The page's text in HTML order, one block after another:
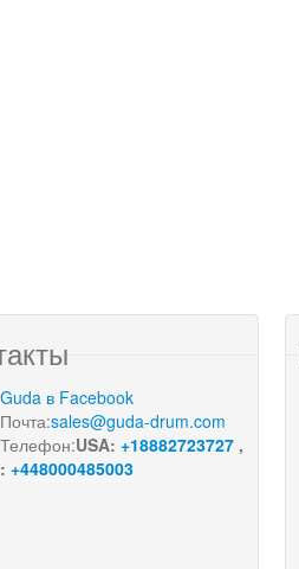
Guda в Facebook
Почта:sales@guda-drum.com
Телефон:USA: +18882723727 ,
+448000485003